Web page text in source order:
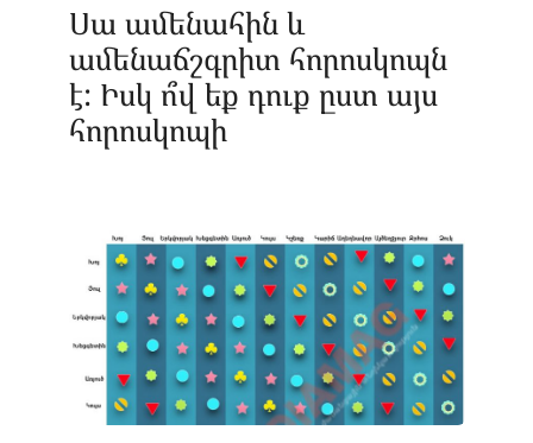
Սա ամենահին և
ամենաճշգրիտ հորոսկոպն
է: Իսկ ո՞վ եք դուք ըստ այս
հորոսկոպի